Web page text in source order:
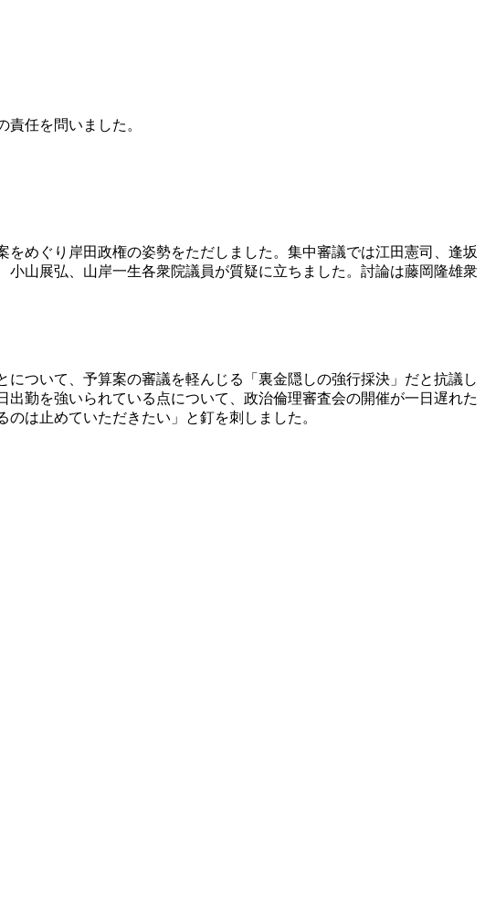
任を問いました。
めぐり岸田政権の姿勢をただしました。集中審議では江田憲司、逢坂
山展弘、山岸一生各衆院議員が質疑に立ちました。討論は藤岡隆雄衆
ついて、予算案の審議を軽んじる「裏金隠しの強行採決」だと抗議し
勤を強いられている点について、政治倫理審査会の開催が一日遅れた
は止めていただきたい」と釘を刺しました。